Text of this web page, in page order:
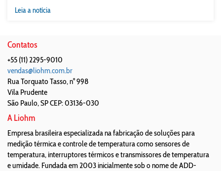
Leia a notícia
Contatos
+55 (11) 2295-9010
vendas@liohm.com.br
Rua Torquato Tasso, n° 998
Vila Prudente
São Paulo,SPCEP: 03136-030
A Liohm
Empresa brasileira especializada na fabricação de soluções para
medição térmica e controle de temperatura como sensores de
temperatura, interruptores térmicos e transmissores de temperatura
e umidade. Fundada em 2003 inicialmente sob o nome de ADD-